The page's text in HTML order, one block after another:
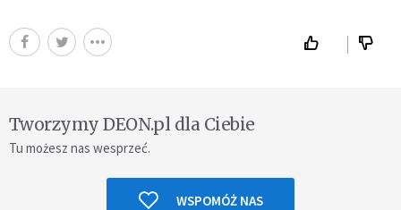
Tworzymy DEON.pl dla Ciebie
Tu możesz nas wesprzeć.
WSPOMÓŻ NAS